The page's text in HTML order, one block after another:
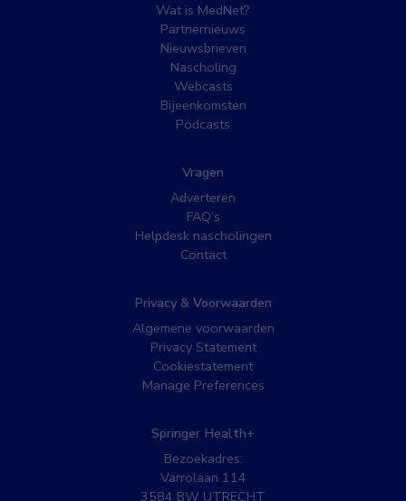
Wat is MedNet?
Partnernieuws
Nieuwsbrieven
Nascholing
Webcasts
Bijeenkomsten
Podcasts
Vragen
Adverteren
FAQ’s
Helpdesk nascholingen
Contact
Privacy & Voorwaarden
Algemene voorwaarden
Privacy Statement
Cookiestatement
Manage Preferences
Springer Health+
Bezoekadres:
Varrolaan 114
3584 BW UTRECHT